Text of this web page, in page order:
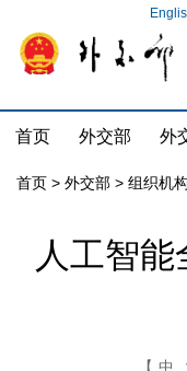
首页 外交部 外
首页 > 外交部 > 组织机构
人工智能
【 中